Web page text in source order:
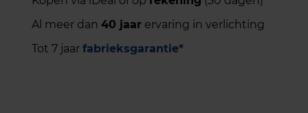
Al meer dan 40 jaar ervaring in verlichting
Tot 7 jaar fabrieksgarantie*